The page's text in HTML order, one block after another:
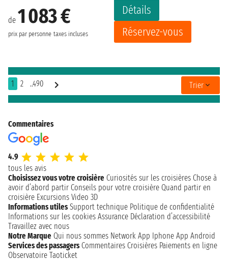
de 1 083 €
prix par personne taxes incluses
Détails
Réservez-vous
1 2 ..490 Trier
Commentaires
4.9
tous les avis
Choisissez vous votre croisière Curiosités sur les croisières Chose à
avoir d’abord partir Conseils pour votre croisière Quand partir en
croisière Excursions Video 3D
Informations utiles Support technique Politique de confidentialité
Informations sur les cookies Assurance Déclaration d’accessibilité
Travaillez avec nous
Notre Marque Qui nous sommes Network App Iphone App Android
Services des passagers Commentaires Croisières Paiements en ligne
Observatoire Taoticket